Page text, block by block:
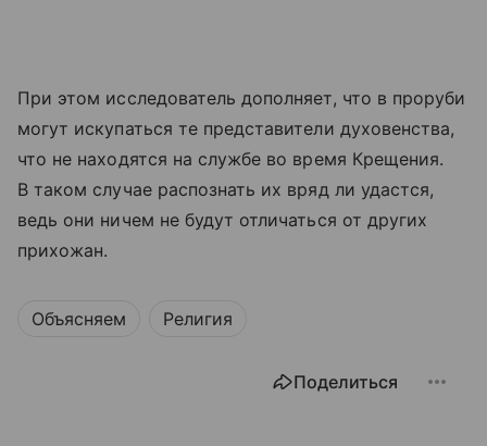
При этом исследователь дополняет, что в проруби
могут искупаться те представители духовенства,
что не находятся на службе во время Крещения.
В таком случае распознать их вряд ли удастся,
ведь они ничем не будут отличаться от других
прихожан.
Объясняем Религия
Поделиться